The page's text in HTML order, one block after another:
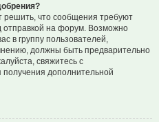
что сообщения требуют
отправкой на форум. Возможно
в группу пользователей,
должны быть предварительно
свяжитесь с
дополнительной